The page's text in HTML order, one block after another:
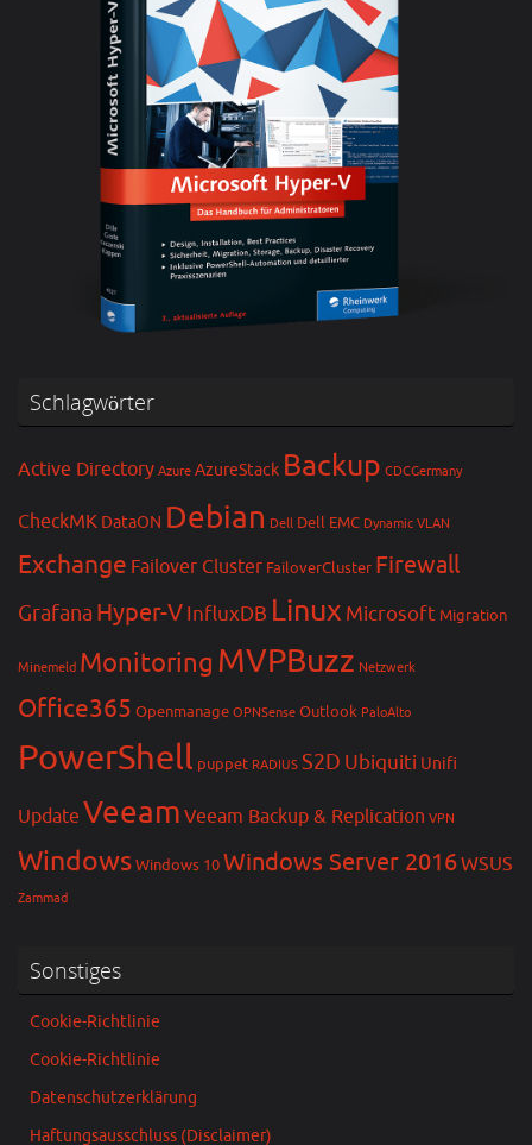
Schlagwörter
Active Directory Azure AzureStack Backup CDCGermany
CheckMK DataON Debian Dell Dell EMC Dynamic VLAN
Exchange Failover Cluster FailoverCluster Firewall
Grafana Hyper-VInfluxDB Linux Microsoft Migration
Minemeld Monitoring MVPBuzz Netzwerk
Office365 Openmanage OPNSense Outlook PaloAlto
PowerShell puppet RADIUS S2D Ubiquiti Unifi
Update Veeam Veeam Backup & Replication VPN
WindowsWindows 10Windows Server 2016WSUS
Zammad
Sonstiges
Cookie-Richtlinie
Cookie-Richtlinie
Datenschutzerklärung
Haftungsausschluss (Disclaimer)